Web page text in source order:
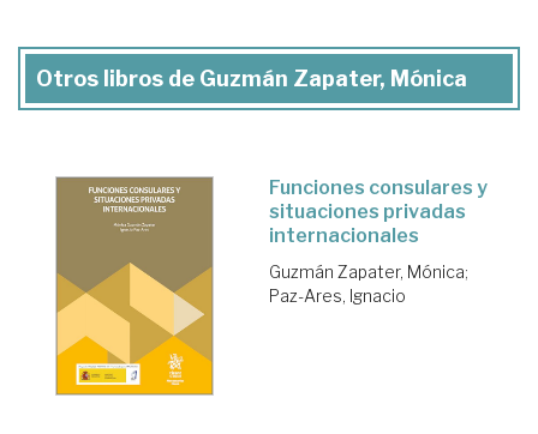
Otros libros de Guzmán Zapater, Mónica
Funciones consulares y
situaciones privadas
internacionales
Guzmán Zapater, Mónica;
Paz-Ares, Ignacio